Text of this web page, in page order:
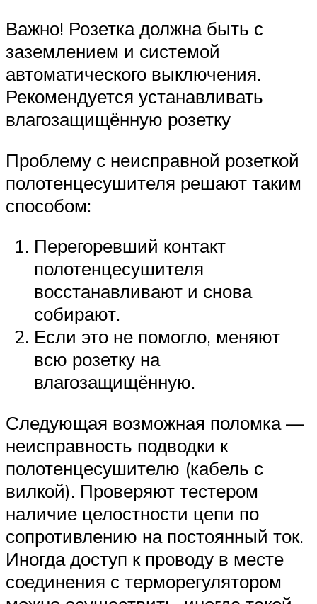
Важно! Розетка должна быть с
заземлением и системой
автоматического выключения.
Рекомендуется устанавливать
влагозащищённую розетку
Проблему с неисправной розеткой
полотенцесушителя решают таким
способом:
Перегоревший контакт
полотенцесушителя
восстанавливают и снова
собирают.
Если это не помогло, меняют
всю розетку на
влагозащищённую.
Следующая возможная поломка —
неисправность подводки к
полотенцесушителю (кабель с
вилкой). Проверяют тестером
наличие целостности цепи по
сопротивлению на постоянный ток.
Иногда доступ к проводу в месте
соединения с терморегулятором